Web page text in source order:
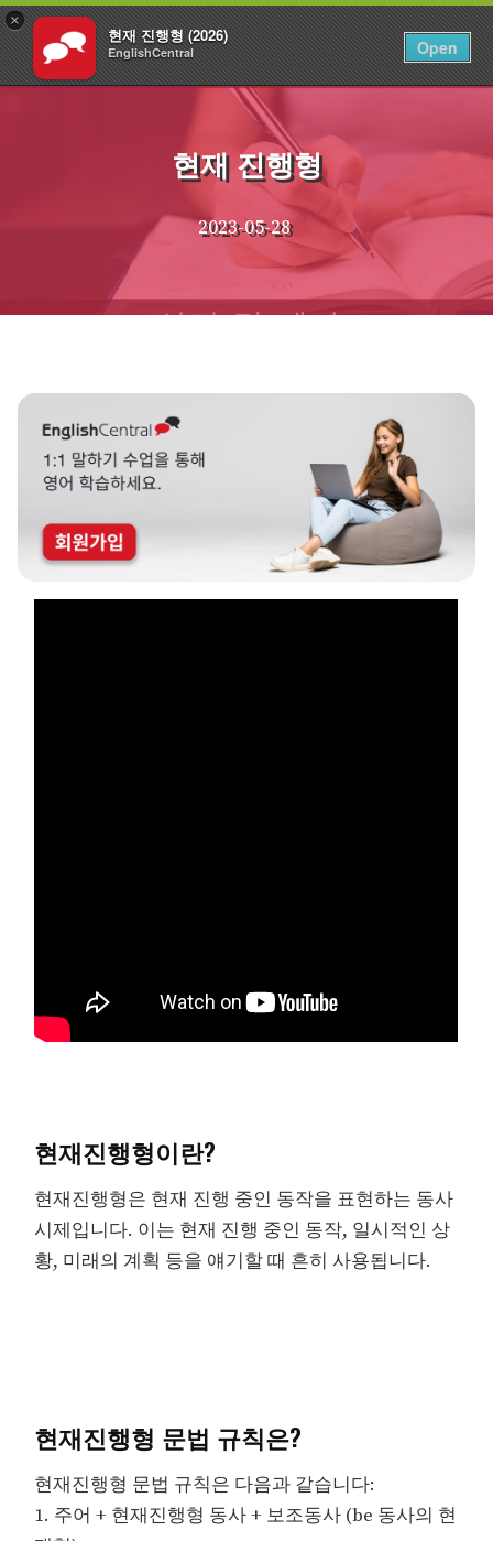
×
현재 진행형 (2026)
EnglishCentral Open
로그인 KO
Skip
현재 진행형
2023-05-28
현재진행형이란?
현재진행형은 현재 진행 중인 동작을 표현하는 동사
시제입니다. 이는 현재 진행 중인 동작, 일시적인 상
황, 미래의 계획 등을 얘기할 때 흔히 사용됩니다.
현재진행형 문법 규칙은?
현재진행형 문법 규칙은 다음과 같습니다:
1. 주어 + 현재진행형 동사 + 보조동사 (be 동사의 현